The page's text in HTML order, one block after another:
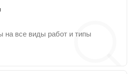
на все виды работ и типы